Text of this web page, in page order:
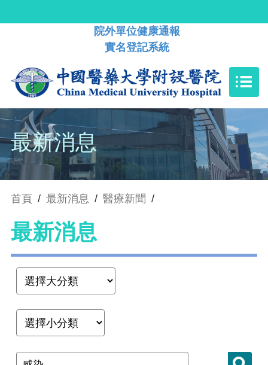
院外單位健康通報
實名登記系統
最新消息
首頁 / 最新消息 / 醫療新聞 /
最新消息